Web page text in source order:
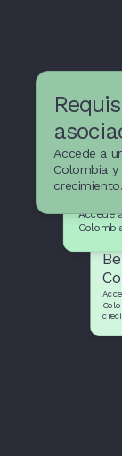
Accede a
Colombia
crecimiento.
Accede